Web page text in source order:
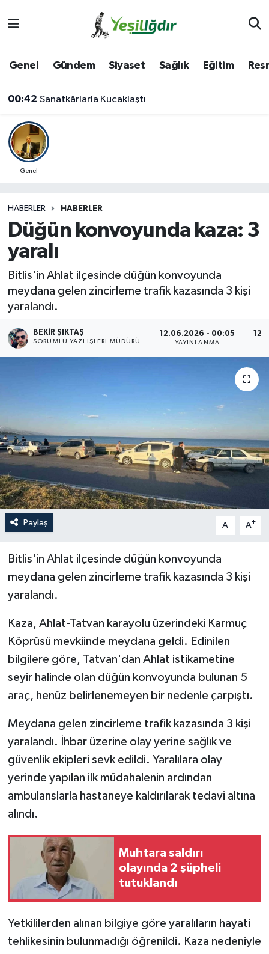
Genel Gündem Siyaset Sağlık Eğitim
00:42 Sanatkârlarla Kucaklaştı
Genel
HABERLER HABERLER
Düğün konvoyunda kaza: 3
yaralı
Bitlis'in Ahlat ilçesinde düğün konvoyunda
meydana gelen zincirleme trafik kazasında 3 kişi
yaralandı.
BEKIR ŞIKTAŞ
SORUMLU YAZI İŞLERI MÜDÜRÜ
12.06.2026 - 00:05
YAYINLANMA
Paylaş A- A+
Bitlis'in Ahlat ilçesinde düğün konvoyunda
meydana gelen zincirleme trafik kazasında 3 kişi
yaralandı.
Kaza, Ahlat-Tatvan karayolu üzerindeki Karmuç
Köprüsü mevkiinde meydana geldi. Edinilen
bilgilere göre, Tatvan'dan Ahlat istikametine
seyir halinde olan düğün konvoyunda bulunan 5
araç, henüz belirlenemeyen bir nedenle çarpıştı.
Meydana gelen zincirleme trafik kazasında 3 kişi
yaralandı. İhbar üzerine olay yerine sağlık ve
güvenlik ekipleri sevk edildi. Yaralılara olay
yerinde yapılan ilk müdahalenin ardından
ambulanslarla hastaneye kaldırılarak tedavi altına
alındı.
Muhtara saldırı
olayında 2 şüpheli
tutuklandı
Yetkililerden alınan bilgiye göre yaralıların hayati
tehlikesinin bulunmadığı öğrenildi. Kaza nedeniyle
Iğdır Trafik Yoğunluk Haritası
Süper Lig Puan Durumu ve Fikstür
Son Dakika Haberleri
Haber Arşivi